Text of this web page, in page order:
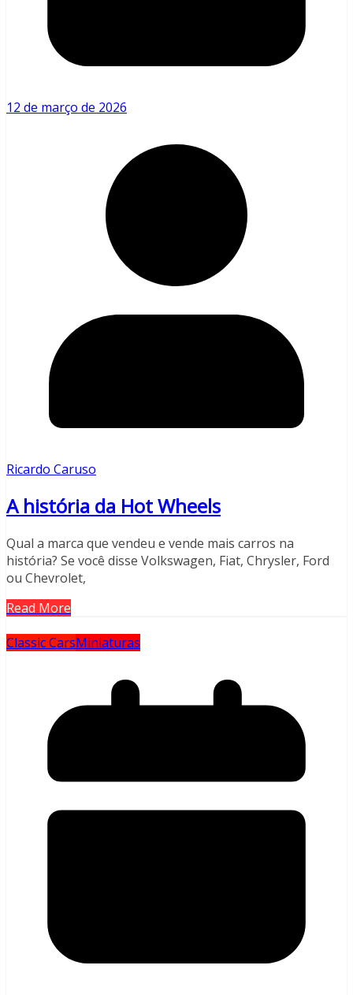
12 de março de 2026
Ricardo Caruso
A história da Hot Wheels
Qual a marca que vendeu e vende mais carros na
história? Se você disse Volkswagen, Fiat, Chrysler, Ford
ou Chevrolet,
Read More
Classic CarsMiniaturas